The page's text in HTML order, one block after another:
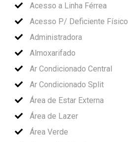
Acesso a Linha Férrea
Acesso P/ Deficiente Físico
Administradora
Almoxarifado
Ar Condicionado Central
Ar Condicionado Split
Área de Estar Externa
Área de Lazer
Área Verde